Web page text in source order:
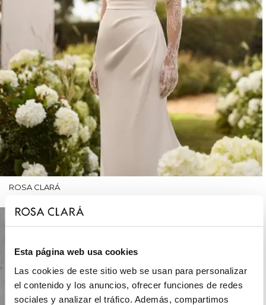
Esta página web usa cookies
Las cookies de este sitio web se usan para personalizar
el contenido y los anuncios, ofrecer funciones de redes
sociales y analizar el tráfico. Además, compartimos
ROSA CLARÁ